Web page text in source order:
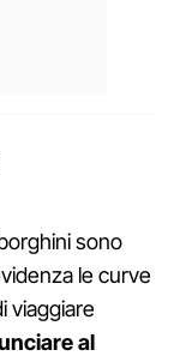
sono
le curve
viaggiare
al